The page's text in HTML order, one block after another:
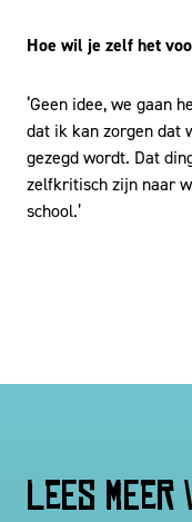
Hoe wil je zelf het
‘Geen idee, we gaan
dat ik kan zorgen dat
gezegd wordt. Dat
zelfkritisch zijn naar
school.’
Lees